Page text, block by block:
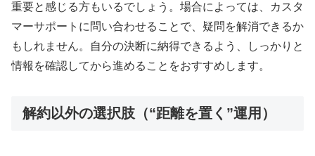
重要と感じる方もいるでしょう。場合によっては、カスタ
マーサポートに問い合わせることで、疑問を解消できるか
もしれません。自分の決断に納得できるよう、しっかりと
情報を確認してから進めることをおすすめします。
解約以外の選択肢（“距離を置く”運用）